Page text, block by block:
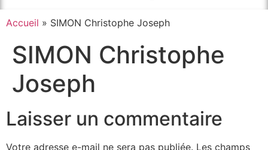
Accueil » SIMON Christophe Joseph
SIMON Christophe
Joseph
Laisser un commentaire
Votre adresse e-mail ne sera pas publiée. Les champs